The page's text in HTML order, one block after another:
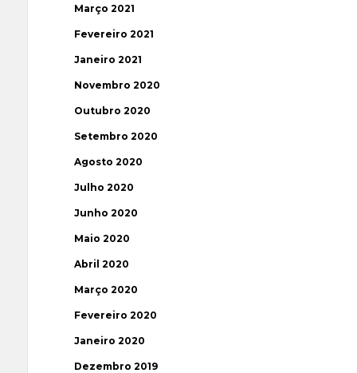
Março 2021
Fevereiro 2021
Janeiro 2021
Novembro 2020
Outubro 2020
Setembro 2020
Agosto 2020
Julho 2020
Junho 2020
Maio 2020
Abril 2020
Março 2020
Fevereiro 2020
Janeiro 2020
Dezembro 2019